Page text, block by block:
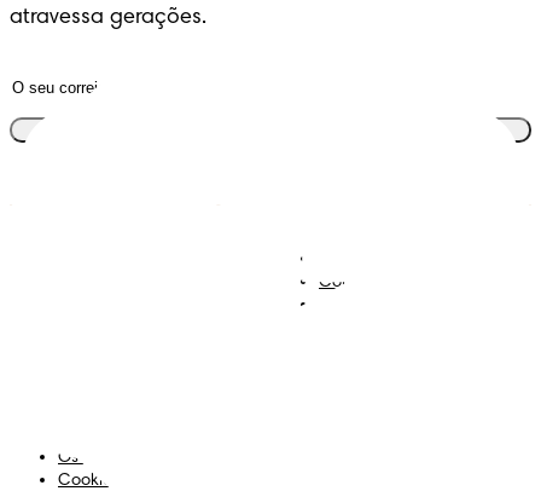
atravessa gerações.
Contacta-nos
Os Meus Dados
Cookies